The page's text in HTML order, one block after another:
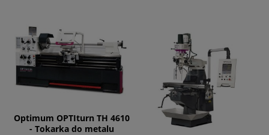
Optimum OPTIturn TH 4610
- Tokarka do metalu